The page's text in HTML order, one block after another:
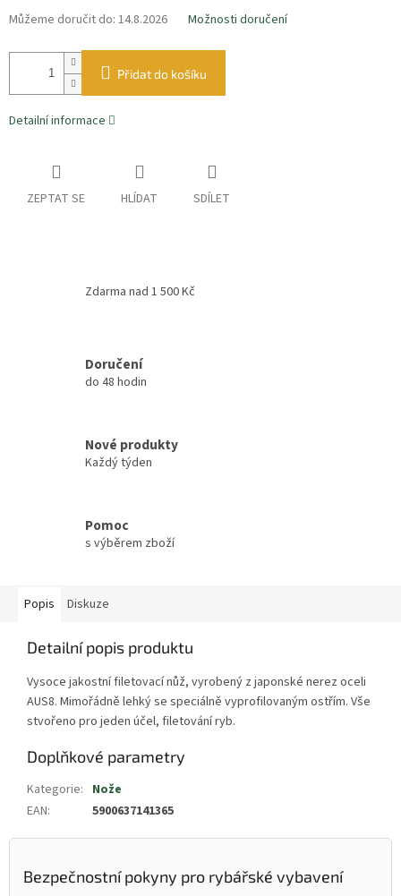
Můžeme doručit do: 14.8.2026 Možnosti doručení
Přidat do košíku
Detailní informace
ZEPTAT SE HLÍDAT SDÍLET
Zdarma nad 1 500 Kč
Doručení
do 48 hodin
Nové produkty
Každý týden
Pomoc
s výběrem zboží
Popis Diskuze
Detailní popis produktu
Vysoce jakostní filetovací nůž, vyrobený z japonské nerez oceli
AUS8. Mimořádně lehký se speciálně vyprofilovaným ostřím. Vše
stvořeno pro jeden účel, filetování ryb.
Doplňkové parametry
Kategorie: Nože
EAN: 5900637141365
Bezpečnostní pokyny pro rybářské vybavení